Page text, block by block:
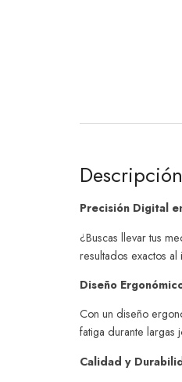
Descripción
Precisión Digital
¿Buscas llevar tus
resultados exactos
Diseño
Con un diseño
fatiga durante largas
Calidad y